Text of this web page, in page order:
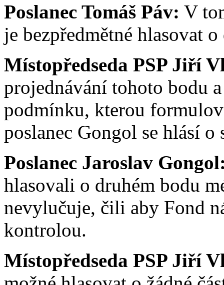
Poslanec Tomáš Páv: V
je bezpředmětné hlasovat
Místopředseda PSP Jiří
projednávání tohoto bodu
podmínku, kterou
poslanec Gongol se hlásí o
Poslanec Jaroslav
hlasovali o druhém bodu
nevylučuje, čili aby Fond
kontrolou.
Místopředseda PSP Jiří